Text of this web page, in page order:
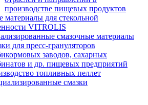
производстве пищевых продуктов
материалы для стекольной
VITROLIS
смазочные материалы
для пресс-грануляторов
заводов, сахарных
и др. пищевых предприятий
топливных пеллет
смазки